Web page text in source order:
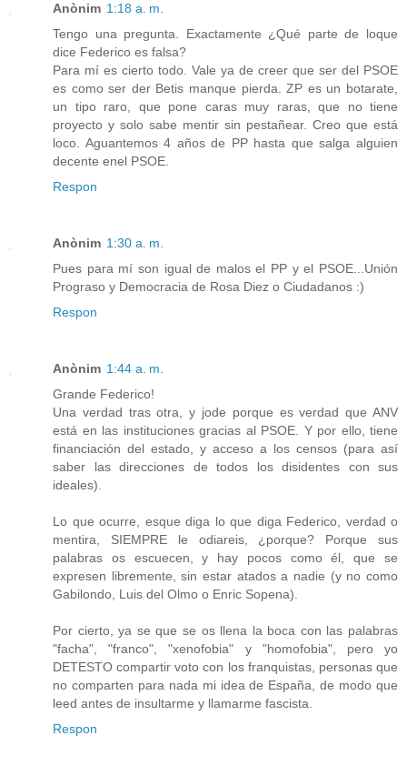
Anònim 1:18 a. m.
Tengo una pregunta. Exactamente ¿Qué parte de loque
dice Federico es falsa?
Para mí es cierto todo. Vale ya de creer que ser del PSOE
es como ser der Betis manque pierda. ZP es un botarate,
un tipo raro, que pone caras muy raras, que no tiene
proyecto y solo sabe mentir sin pestañear. Creo que está
loco. Aguantemos 4 años de PP hasta que salga alguien
decente enel PSOE.
Respon
Anònim 1:30 a. m.
Pues para mí son igual de malos el PP y el PSOE...Unión
Prograso y Democracia de Rosa Diez o Ciudadanos :)
Respon
Anònim 1:44 a. m.
Grande Federico!
Una verdad tras otra, y jode porque es verdad que ANV
está en las instituciones gracias al PSOE. Y por ello, tiene
financiación del estado, y acceso a los censos (para así
saber las direcciones de todos los disidentes con sus
ideales).
Lo que ocurre, esque diga lo que diga Federico, verdad o
mentira, SIEMPRE le odiareis, ¿porque? Porque sus
palabras os escuecen, y hay pocos como él, que se
expresen libremente, sin estar atados a nadie (y no como
Gabilondo, Luis del Olmo o Enric Sopena).
Por cierto, ya se que se os llena la boca con las palabras
"facha", "franco", "xenofobia" y "homofobia", pero yo
DETESTO compartir voto con los franquistas, personas que
no comparten para nada mi idea de España, de modo que
leed antes de insultarme y llamarme fascista.
Respon